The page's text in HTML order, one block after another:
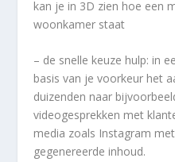
kan je in 3D zien hoe een
woonkamer staat
– de snelle keuze hulp: in
basis van je voorkeur het
duizenden naar
videogesprekken met
media zoals Instagram
gegenereerde inhoud.